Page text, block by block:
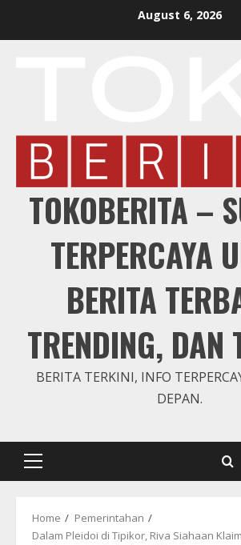
August 6, 2026
TOKOBERITA –
TERPERCAYA
BERITA
TRENDING, DAN
BERITA TERKINI, INFO
DEPAN.
Primary
Home
Pemerintahan
Dalam Pleidoi di Tipikor, Riva Siahaan